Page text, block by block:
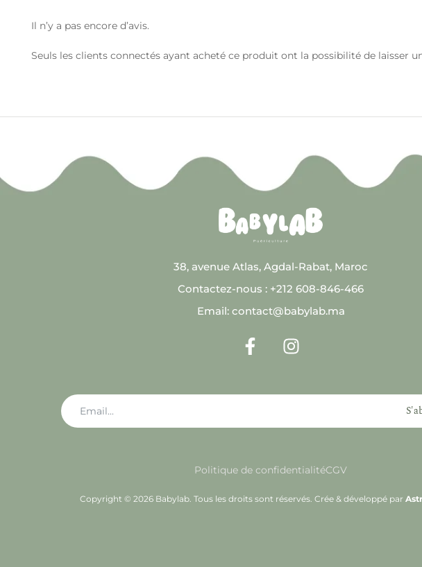
Il n’y a pas encore d’avis.
Seuls les clients connectés ayant acheté ce produit ont la possibilité de laisser
38, avenue Atlas, Agdal-Rabat, Maroc
Contactez-nous : +212 608-846-466
Email: contact@babylab.ma
Politique de confidentialitéCGV
Copyright © 2026 Babylab. Tous les droits sont réservés. Crée & développé par